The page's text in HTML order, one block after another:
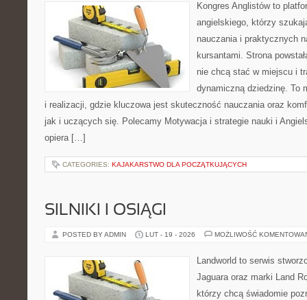
Kongres Anglistów to
angielskiego, którzy
nauczania i praktycznych
kursantami. Strona
nie chcą stać w miejscu i
dynamiczną dziedzinę. To
i realizacji, gdzie kluczowa jest skuteczność nauczania oraz
jak i uczących się. Polecamy Motywacja i strategie nauki i
opiera […]
CATEGORIES: KAJAKARSTWO DLA POCZĄTKUJĄCYCH
SILNIKI I OSIĄGI
POSTED BY ADMIN LUT - 19 - 2026 MOŻLIWOŚĆ
Landworld to serwis
Jaguara oraz marki Land
którzy chcą świadomie